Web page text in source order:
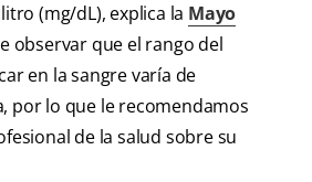
(mg/dL), explica la Mayo
observar que el rango del
en la sangre varía de
por lo que le recomendamos
de la salud sobre su